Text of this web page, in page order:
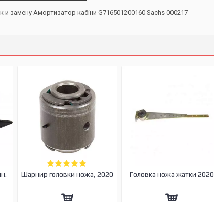
замену Амортизатор кабіни G716501200160 Sachs 000217
Шарнир головки ножа, 2020 Головка ножа жатки 2020